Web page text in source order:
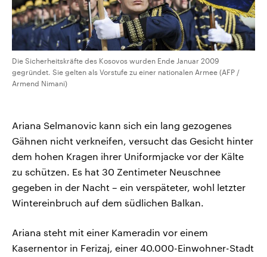
Die Sicherheitskräfte des Kosovos wurden Ende Januar 2009
gegründet. Sie gelten als Vorstufe zu einer nationalen Armee (AFP /
Armend Nimani)
Ariana Selmanovic kann sich ein lang gezogenes
Gähnen nicht verkneifen, versucht das Gesicht hinter
dem hohen Kragen ihrer Uniformjacke vor der Kälte
zu schützen. Es hat 30 Zentimeter Neuschnee
gegeben in der Nacht – ein verspäteter, wohl letzter
Wintereinbruch auf dem südlichen Balkan.
Ariana steht mit einer Kameradin vor einem
Kasernentor in Ferizaj, einer 40.000-Einwohner-Stadt